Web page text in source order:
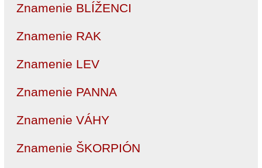
Znamenie BLÍŽENCI
Znamenie RAK
Znamenie LEV
Znamenie PANNA
Znamenie VÁHY
Znamenie ŠKORPIÓN